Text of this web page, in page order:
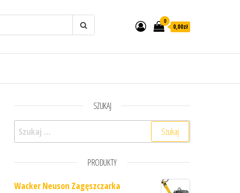
0
0,00zł
SZUKAJ
Szukaj:
PRODUKTY
Wacker Neuson Zagęszczarka